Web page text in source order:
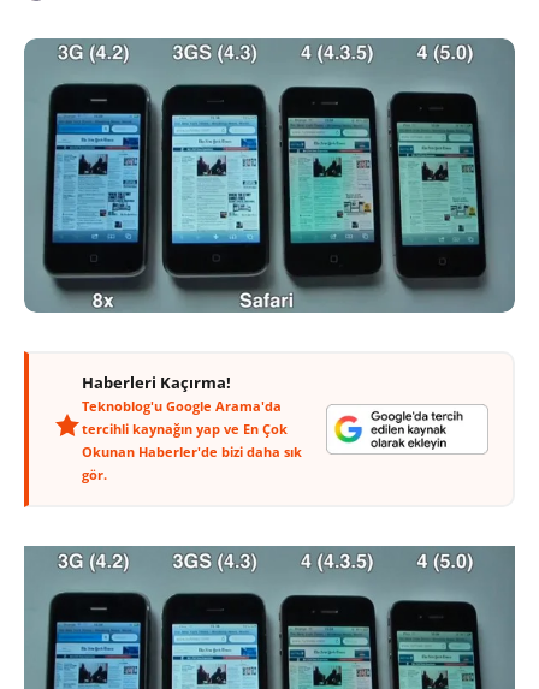
Haberleri Kaçırma!
Teknoblog'u Google Arama'da
tercihli kaynağın yap ve En Çok
Okunan Haberler'de bizi daha sık
gör.